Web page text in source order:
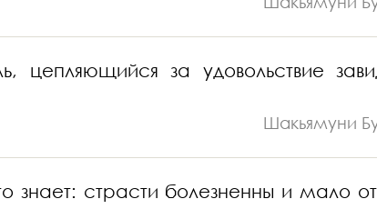
за удовольствие
Шакьямуни
знает: страсти болезненны и мало